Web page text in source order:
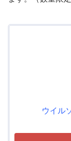
ウイル